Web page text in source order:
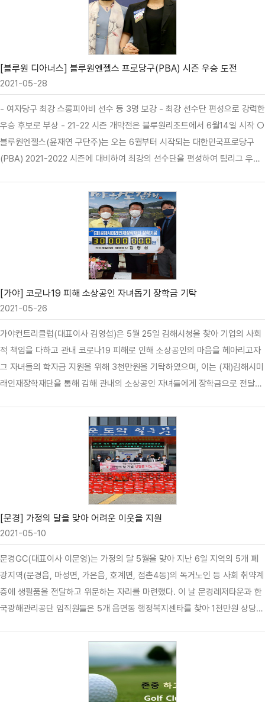
PBA 결승전으로 일정이 마무리된다.경기방식은 3쿠션으로 남자는 세트제,
여자는 예선에서 32강까지 서바이벌제이며 본선은 세트제로 진행한다. ▲ 경
기는 코로나 예방차원에서 무관중 경기로 진행된다. 블루원은 랜선응원센터를
마련하여 고객…
[블루원 디아너스] 블루원엔젤스 프로당구(PBA) 시즌 우승 도전
2021-05-28
- 여자당구 최강 스롱피아비 선수 등 3명 보강 ­- 최강 선수단 편성으로 강력한
우승 후보로 부상 ­- 21-22 시즌 개막전은 블루원리조트에서 6월14일 시작 ○
블루원엔젤스(윤재연 구단주)는 오는 6월부터 시작되는 대한민국프로당구
(PBA) 2021-2022 시즌에 대비하여 최강의 선수단을 편성하여 팀리그 우승
명전에서 블루원엔젤스 윤재연 구단주는 1,2,3라운드 1순위 지명권을 행사하
여 스롱피아비, 서한솔, 홍진표 선수를 확보했다. 블루원엔젤스는 기존 선수단
에서 3명의 선수를 방출하는 초강수를 두는 벼랑 끝 전술로 스롱피아비 선수
를 포함한 최고의 실력을 갖춘 선수 3명을 영입하는데 성공했다. ▲ 스롱피아
비선수는 ‘캄보디아댁’으로 유명한 국내 여자당구 최강 선수로 이날 지명전에
서 최대의 관심을 모았다. 2010년 한국으로 시집온 스롱피아비 선수는 남편
을 따라 2011년부터 당구를 시작하여…
[가야] 코로나19 피해 소상공인 자녀돕기 장학금 기탁
2021-05-26
가야컨트리클럽(대표이사 김영섭)은 5월 25일 김해시청을 찾아 기업의 사회
적 책임을 다하고 관내 코로나19 피해로 인해 소상공인의 마음을 헤아리고자
그 자녀들의 학자금 지원을 위해 3천만원을 기탁하였으며, 이는 (재)김해시미
래인재장학재단을 통해 김해 관내의 소상공인 자녀들에게 장학금으로 전달될
트리클럽의 금번 선행이 타 업체의 귀감이 되어 더 많은 사회적 관심을 이끌어
내기를 희망한다"고 전했다. 가야컨트리클럽은 늘 그래왔듯 앞으로도 지역민
과 함께 하는 골프장으로서 사회적 책임은 물론 골프의 대중화에 앞장서는데
최선의 노력을 다할 것이다.
[문경] 가정의 달을 맞아 어려운 이웃을 지원
2021-05-10
문경GC(대표이사 이문영)는 가정의 달 5월을 맞아 지난 6일 지역의 5개 폐
광지역(문경읍, 마성면, 가은읍, 호계면, 점촌4동)의 독거노인 등 사회 취약계
층에 생필품을 전달하고 위문하는 자리를 마련했다. 이 날 문경레저타운과 한
국광해관리공단 임직원들은 5개 읍면동 행정복지센타를 찾아 1천만원 상당의
한 지원사업을 펼쳐 왔는데 금년부터는 폐광지역에 대한 직접적인 지원을 강
화해 나갈 계획이다. 이문영 대표는“본 행사가 어려움을 겪고 있는 폐광지역
의 우리 이웃들을 다시 한 번 돌아보고 지역의 다른 기업들도 지원에 나설 수